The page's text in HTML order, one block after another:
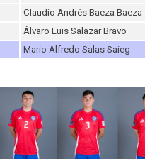
Claudio Andrés Baeza Baeza
Álvaro Luis Salazar Bravo
Mario Alfredo Salas Saieg